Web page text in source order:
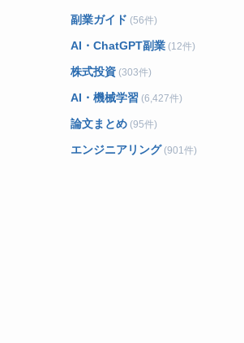
副業ガイド (56件)
AI・ChatGPT副業 (12件)
株式投資 (303件)
AI・機械学習 (6,427件)
論文まとめ (95件)
エンジニアリング (901件)